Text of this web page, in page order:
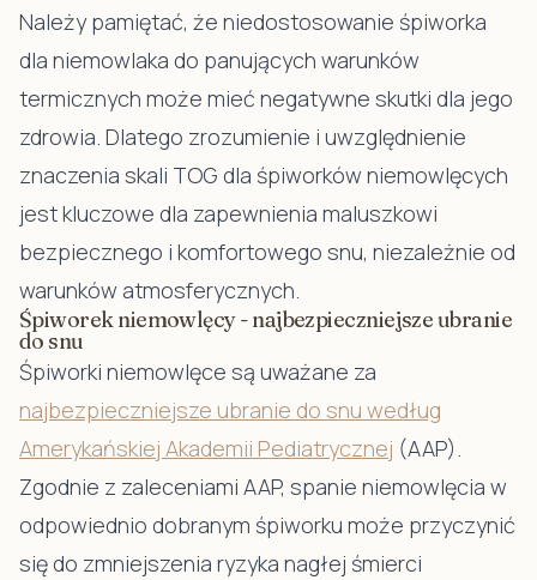
Należy pamiętać, że niedostosowanie śpiworka
dla niemowlaka do panujących warunków
termicznych może mieć negatywne skutki dla jego
zdrowia. Dlatego zrozumienie i uwzględnienie
znaczenia skali TOG dla śpiworków niemowlęcych
jest kluczowe dla zapewnienia maluszkowi
bezpiecznego i komfortowego snu, niezależnie od
warunków atmosferycznych.
Śpiworek niemowlęcy - najbezpieczniejsze ubranie
do snu
Śpiworki niemowlęce są uważane za
najbezpieczniejsze ubranie do snu według
Amerykańskiej Akademii Pediatrycznej (AAP).
Zgodnie z zaleceniami AAP, spanie niemowlęcia w
odpowiednio dobranym śpiworku może przyczynić
się do zmniejszenia ryzyka nagłej śmierci